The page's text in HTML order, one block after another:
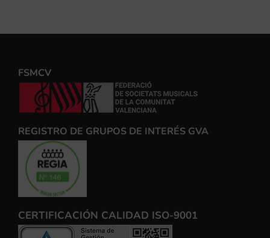
FSMCV
REGISTRO DE GRUPOS DE INTERÉS GVA
CERTIFICACIÓN CALIDAD ISO-9001